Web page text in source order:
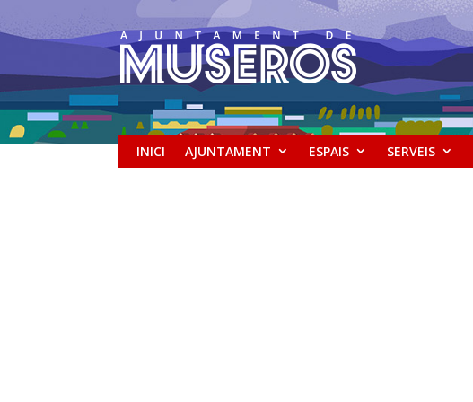
INICI AJUNTAMENT ESPAIS SERVEIS